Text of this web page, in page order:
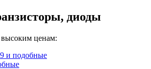
диоды
ценам:
и подобные